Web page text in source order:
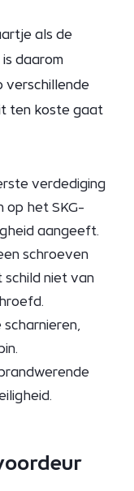
als de
daarom
verschillende
ten koste gaat
verdediging
op het SKG-
aangeeft.
schroeven
niet van